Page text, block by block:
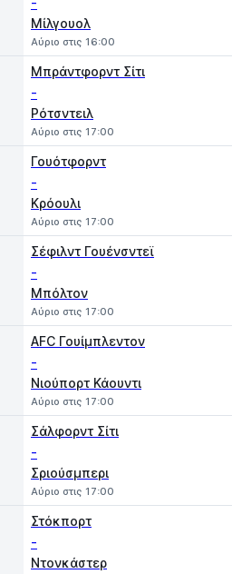
Μίλγουολ
Αύριο στις 16:00
Μπράντφορντ Σίτι
-
Ρότσντειλ
Αύριο στις 17:00
Γουότφορντ
-
Κρόουλι
Αύριο στις 17:00
Σέφιλντ Γουένσντεϊ
-
Μπόλτον
Αύριο στις 17:00
AFC Γουίμπλεντον
-
Νιούπορτ Κάουντι
Αύριο στις 17:00
Σάλφορντ Σίτι
-
Σριούσμπερι
Αύριο στις 17:00
Στόκπορτ
-
Ντονκάστερ